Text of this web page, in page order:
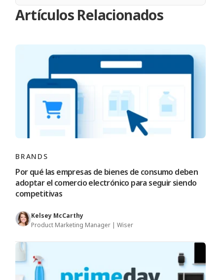
Artículos Relacionados
BRANDS
Por qué las empresas de bienes de consumo deben
adoptar el comercio electrónico para seguir siendo
competitivas
Kelsey McCarthy
Product Marketing Manager | Wiser